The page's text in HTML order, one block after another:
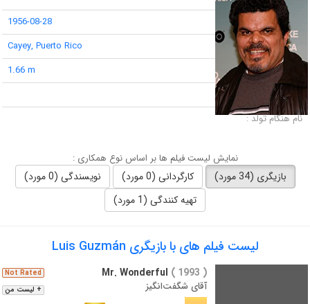
تاریخ تولد :
1956-08-28
محل تولد :
Cayey, Puerto Rico
1.66 m
لقب :
نام هنگام تولد :
نمایش لیست فیلم ها بر اساس نوع همکاری :
بازیگری (34 مورد) کارگردانی (0 مورد)
نویسندگی (0 مورد)
تهیه کنندگی (1 مورد)
لیست فیلم های با بازیگری Luis Guzmán
+ لیست من
Not Rated Mr. Wonderful ( 1993 )
آقای شگفت‌انگیز